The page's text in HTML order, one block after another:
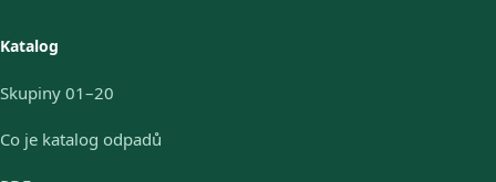
Katalog
Skupiny 01–20
Co je katalog odpadů